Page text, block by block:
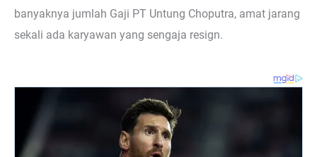
banyaknya jumlah Gaji PT Untung Choputra, amat jarang
sekali ada karyawan yang sengaja resign.